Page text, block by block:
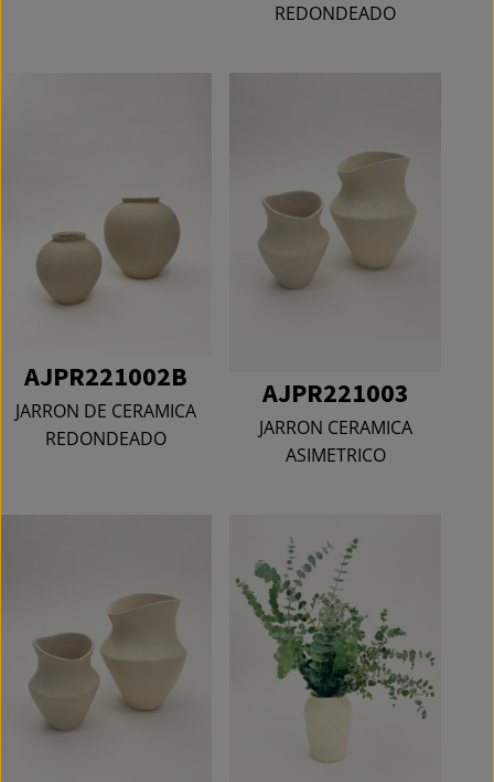
REDONDEADO
AJPR221002B
JARRON DE CERAMICA
REDONDEADO
AJPR221003
JARRON CERAMICA
ASIMETRICO